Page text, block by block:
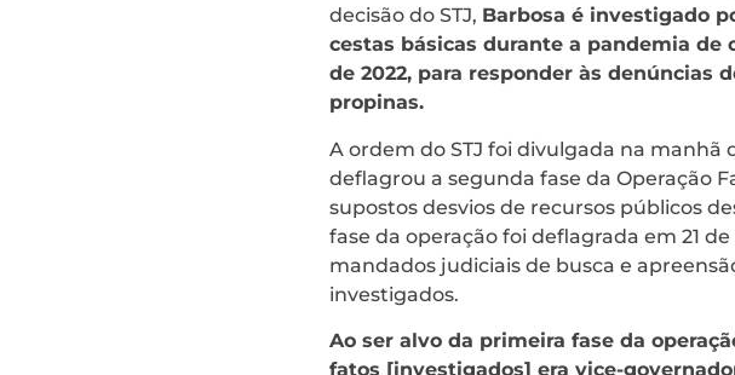
decisão do STJ, Barbosa é investigado
cestas básicas durante a pandemia de
de 2022, para responder às denúncias
propinas.
A ordem do STJ foi divulgada na manhã
deflagrou a segunda fase da Operação
supostos desvios de recursos públicos
fase da operação foi deflagrada em 21
mandados judiciais de busca e
investigados.
Ao ser alvo da primeira fase da
fatos [investigados] era vice-